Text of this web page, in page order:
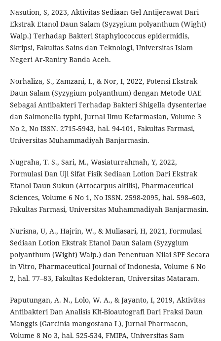
Nasution, S, 2023, Aktivitas Sediaan Gel Antijerawat Dari
Ekstrak Etanol Daun Salam (Syzygium polyanthum (Wight)
Walp.) Terhadap Bakteri Staphylococcus epidermidis,
Skripsi, Fakultas Sains dan Teknologi, Universitas Islam
Negeri Ar-Raniry Banda Aceh.
Norhaliza, S., Zamzani, I., & Nor, I, 2022, Potensi Ekstrak
Daun Salam (Syzygium polyanthum) dengan Metode UAE
Sebagai Antibakteri Terhadap Bakteri Shigella dysenteriae
dan Salmonella typhi, Jurnal Ilmu Kefarmasian, Volume 3
No 2, No ISSN. 2715-5943, hal. 94-101, Fakultas Farmasi,
Universitas Muhammadiyah Banjarmasin.
Nugraha, T. S., Sari, M., Wasiaturrahmah, Y, 2022,
Formulasi Dan Uji Sifat Fisik Sediaan Lotion Dari Ekstrak
Etanol Daun Sukun (Artocarpus altilis), Pharmaceutical
Sciences, Volume 6 No 1, No ISSN. 2598-2095, hal. 598–603,
Fakultas Farmasi, Universitas Muhammadiyah Banjarmasin.
Nurisna, U, A., Hajrin, W., & Muliasari, H, 2021, Formulasi
Sediaan Lotion Ekstrak Etanol Daun Salam (Syzygium
polyanthum (Wight) Walp.) dan Penentuan Nilai SPF Secara
in Vitro, Pharmaceutical Journal of Indonesia, Volume 6 No
2, hal. 77–83, Fakultas Kedokteran, Universitas Mataram.
Paputungan, A. N., Lolo, W. A., & Jayanto, I, 2019, Aktivitas
Antibakteri Dan Analisis Klt-Bioautografi Dari Fraksi Daun
Manggis (Garcinia mangostana L), Jurnal Pharmacon,
Volume 8 No 3, hal. 525-534, FMIPA, Universitas Sam